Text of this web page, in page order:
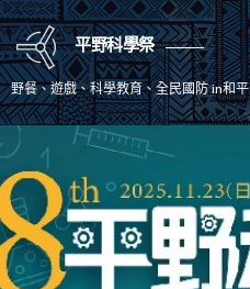
平野科學祭
野餐、遊戲、科學教育、全民國防 in和平